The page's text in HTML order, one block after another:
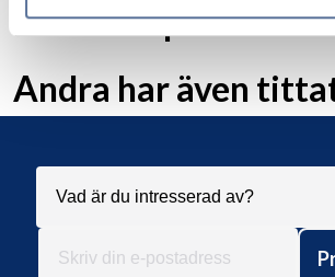
Liknande produkter
Andra har även